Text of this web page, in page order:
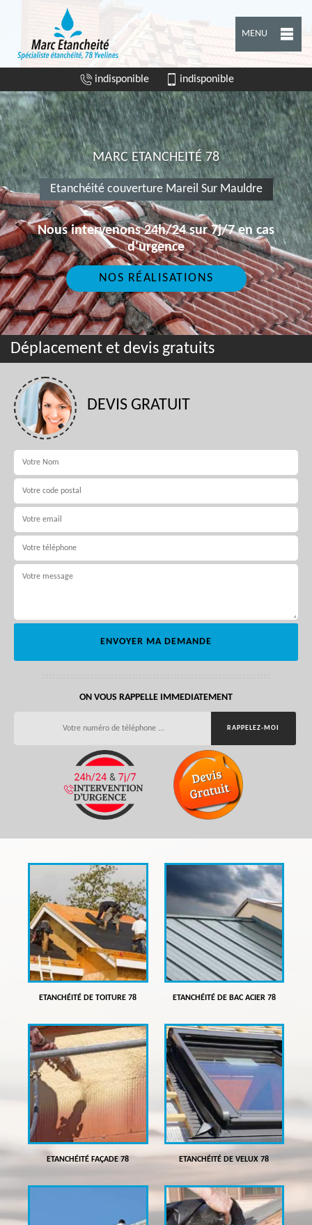
MENU
indisponible indisponible
MARC ETANCHEITÉ 78
Etanchéité couverture Mareil Sur Mauldre
Nous intervenons 24h/24 sur 7j/7 en cas
d'urgence
NOS RÉALISATIONS
Déplacement et devis gratuits
DEVIS GRATUIT
ON VOUS RAPPELLE IMMEDIATEMENT
ETANCHÉITÉ DE TOITURE 78 ETANCHÉITÉ DE BAC ACIER 78
ETANCHÉITÉ FAÇADE 78 ETANCHÉITÉ DE VELUX 78